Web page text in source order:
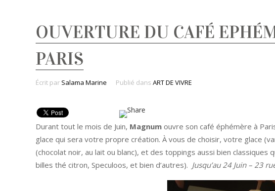
OUVERTURE DU CAFÉ
PARIS
Écrit par Salama Marine Publié dans ART DE VIVRE
Durant tout le mois de Juin, Magnum ouvre son café éphémère à
glace qui sera votre propre création. À vous de choisir, votre glace
(chocolat noir, au lait ou blanc), et des toppings aussi bien classiques
billes thé citron, Speculoos, et bien d’autres). Jusqu’au 24 Juin – 23